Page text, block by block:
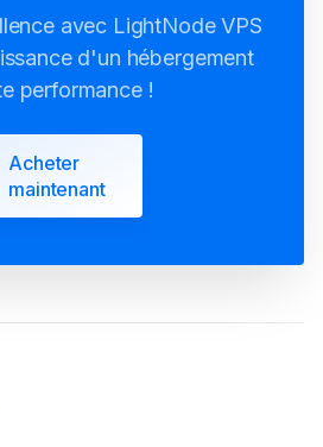
avec LightNode VPS
d'un hébergement
performance !
Acheter
maintenant